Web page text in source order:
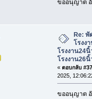
ขออนุญาต
Re: พั
โรงง
โรงงาน24
โรงงาน26
« ตอบกลับ
2025,
ขออนุญาต